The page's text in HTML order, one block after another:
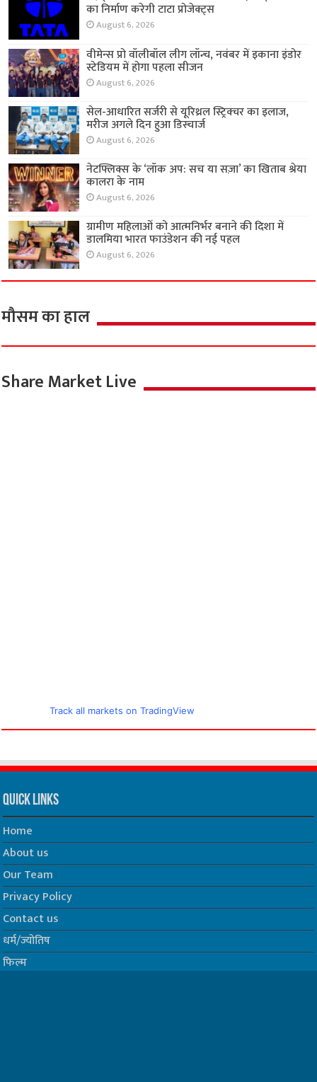
का निर्माण करेगी टाटा प्रोजेक्ट्स
August 6, 2026
वीमेन्स प्रो वॉलीबॉल लीग लॉन्च, नवंबर में इकाना इंडोर
स्टेडियम में होगा पहला सीजन
August 6, 2026
सेल-आधारित सर्जरी से यूरिथ्रल स्ट्रिक्चर का इलाज,
मरीज अगले दिन हुआ डिस्चार्ज
August 6, 2026
नेटफ्लिक्स के ‘लॉक अप: सच या सज़ा’ का खिताब श्रेया
कालरा के नाम
August 6, 2026
ग्रामीण महिलाओं को आत्मनिर्भर बनाने की दिशा में
डालमिया भारत फाउंडेशन की नई पहल
August 6, 2026
मौसम का हाल
Share Market Live
Track all markets on TradingView
Quick Links
Home
About us
Our Team
Privacy Policy
Contact us
धर्म/ज्योतिष
फिल्म